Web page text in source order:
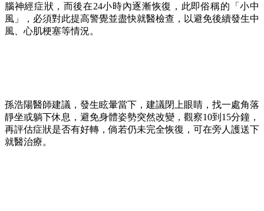
腦神經症狀，而後在24小時內逐漸恢復，此即俗稱的「小中
風」，必須對此提高警覺並盡快就醫檢查，以避免後續發生中
風、心肌梗塞等情況。
孫浩陽醫師建議，發生眩暈當下，建議閉上眼睛，找一處角落
靜坐或躺下休息，避免身體姿勢突然改變，觀察10到15分鐘，
再評估症狀是否有好轉，倘若仍未完全恢復，可在旁人護送下
就醫治療。